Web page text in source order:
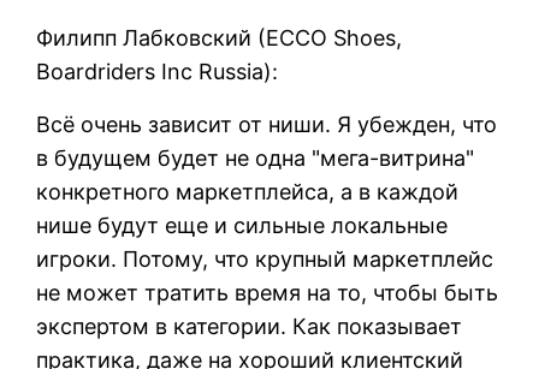
Филипп Лабковский (ЕССО Shoes,
Boardriders Inc Russia):
Всё очень зависит от ниши. Я убежден, что
в будущем будет не одна "мега-витрина"
конкретного маркетплейса, а в каждой
нише будут еще и сильные локальные
игроки. Потому, что крупный маркетплейс
не может тратить время на то, чтобы быть
экспертом в категории. Как показывает
практика, даже на хороший клиентский